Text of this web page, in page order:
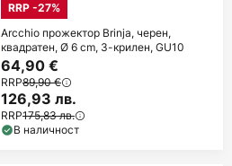
RRP -27%
Arcchio прожектор Brinja, черен,
квадратен, Ø 6 cm, 3-крилен, GU10
64,90 €
RRP89,90 €
126,93 лв.
RRP175,83 лв.
В наличност